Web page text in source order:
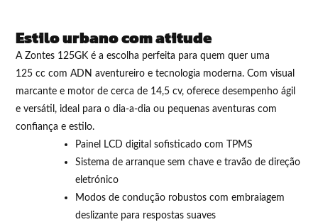
Estilo urbano com atitude
A Zontes 125GK é a escolha perfeita para quem quer uma
125 cc com ADN aventureiro e tecnologia moderna. Com visual
marcante e motor de cerca de 14,5 cv, oferece desempenho ágil
e versátil, ideal para o dia-a-dia ou pequenas aventuras com
confiança e estilo.
Painel LCD digital sofisticado com TPMS
Sistema de arranque sem chave e travão de direção
eletrónico
Modos de condução robustos com embraiagem
deslizante para respostas suaves